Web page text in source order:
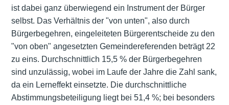
ist dabei ganz überwiegend ein Instrument der Bürger
selbst. Das Verhältnis der "von unten", also durch
Bürgerbegehren, eingeleiteten Bürgerentscheide zu den
"von oben" angesetzten Gemeindereferenden beträgt 22
zu eins. Durchschnittlich 15,5 % der Bürgerbegehren
sind unzulässig, wobei im Laufe der Jahre die Zahl sank,
da ein Lerneffekt einsetzte. Die durchschnittliche
Abstimmungsbeteiligung liegt bei 51,4 %; bei besonders